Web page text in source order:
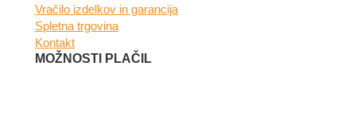
Vračilo izdelkov in garancija
Spletna trgovina
Kontakt
MOŽNOSTI PLAČIL